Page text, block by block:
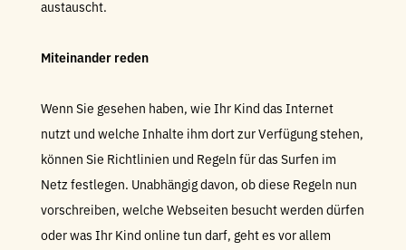
austauscht.
Miteinander reden
Wenn Sie gesehen haben, wie Ihr Kind das Internet
nutzt und welche Inhalte ihm dort zur Verfügung stehen,
können Sie Richtlinien und Regeln für das Surfen im
Netz festlegen. Unabhängig davon, ob diese Regeln nun
vorschreiben, welche Webseiten besucht werden dürfen
oder was Ihr Kind online tun darf, geht es vor allem